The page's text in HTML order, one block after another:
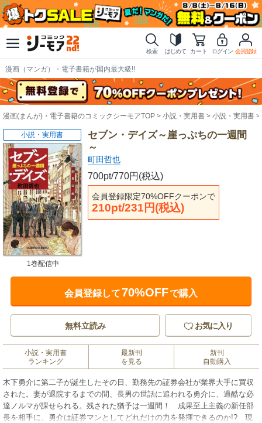
検索 はじめて カート ログイン 会員登録
漫画（マンガ）・電子書籍が国内最大級!!
漫画(まんが)・電子書籍のコミックシーモアTOP 小説・実用書 小説・実用書
セブン・デイズ～崖っぷちの一週間
～
町田哲也
700pt/770円(税込)
会員登録限定70%OFFクーポンで
210pt/231円(税込)
小説・実用書
1巻配信中
会員登録して70%OFFで購入
無料立読み お気に入り
小説・実用書
ランキング
最新刊
を見る
新刊
自動購入
木下勇介に第二子が誕生したその日、勤務先の証券会社が業界大手に買収
された。妻が退院するまでの間、長男の世話に追われる勇介に、過酷な必
達ノルマが課せられる。残された猶予は一週間！ 成果至上主義の新任部
長を相手に、勇介は証券マンとしてどれだけの力を発揮できるのか!? 現